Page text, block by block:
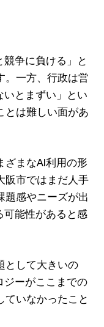
争に負ける」と
。一方、行政は営
いとまずい」とい
とは難しい面があ
ざまなAI利用の形
阪市ではまだ人手
題感やニーズが出
可能性があると感
として大きいの
ジーがここまでの
ていなかったこと